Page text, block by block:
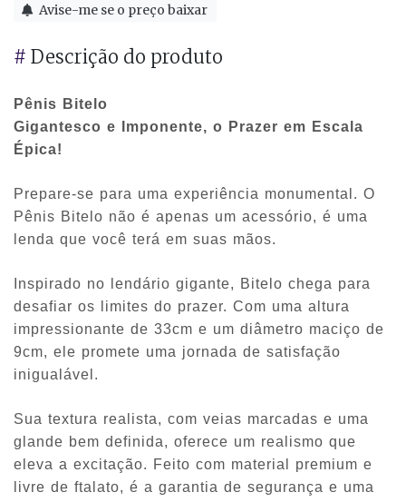
Avise-me se o preço baixar
# Descrição do produto
Pênis Bitelo
Gigantesco e Imponente, o Prazer em Escala
Épica!
Prepare-se para uma experiência monumental. O
Pênis Bitelo não é apenas um acessório, é uma
lenda que você terá em suas mãos.
Inspirado no lendário gigante, Bitelo chega para
desafiar os limites do prazer. Com uma altura
impressionante de 33cm e um diâmetro maciço de
9cm, ele promete uma jornada de satisfação
inigualável.
Sua textura realista, com veias marcadas e uma
glande bem definida, oferece um realismo que
eleva a excitação. Feito com material premium e
livre de ftalato, é a garantia de segurança e uma